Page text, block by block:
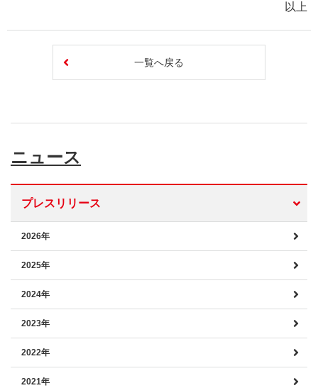
以上
一覧へ戻る
ニュース
プレスリリース
2026年
2025年
2024年
2023年
2022年
2021年